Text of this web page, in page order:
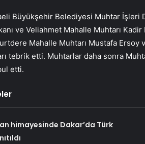
Büyükşehir Belediyesi Muhtar İşleri
ve Veliahmet Mahalle Muhtarı
Mahalle Muhtarı Mustafa Ersoy
tebrik etti. Muhtarlar daha sonra
etti.
himayesinde Dakar’da Türk